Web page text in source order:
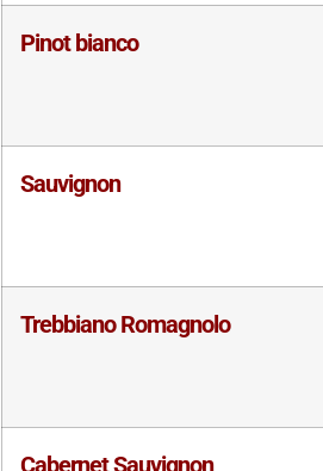
Pinot bianco
Sauvignon
Trebbiano Romagnolo
Cabernet Sauvignon